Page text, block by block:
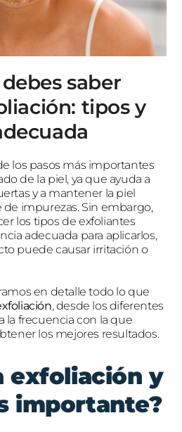
saber
tipos y
los pasos más importantes
de la piel, ya que ayuda a
y a mantener la piel
de impurezas. Sin embargo,
los tipos de exfoliantes
adecuada para aplicarlos,
puede causar irritación o
en detalle todo lo que
, desde los diferentes
la frecuencia con la que
los mejores resultados.
exfoliación y
importante?